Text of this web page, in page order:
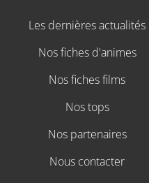
Les dernières actualités
Nos fiches d'animes
Nos fiches films
Nos tops
Nos partenaires
Nous contacter